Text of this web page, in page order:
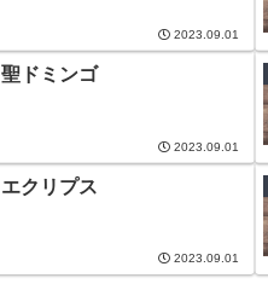
2023.09.01
聖ドミンゴ
2023.09.01
エクリプス
2023.09.01